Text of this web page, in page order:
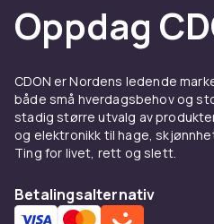
Oppdag
CDON er Nordens ledende
både små hverdagsbehov og
stadig større utvalg av
og elektronikk til hage,
Ting for livet, rett og slett.
Betalingsalternativ